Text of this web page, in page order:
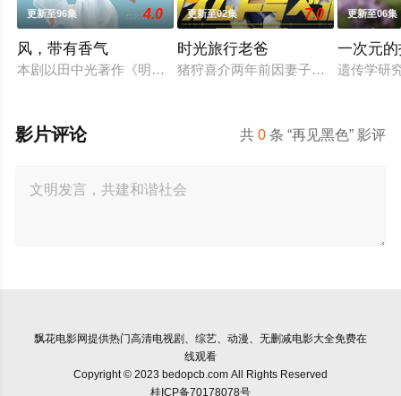
更新至96集 4.0
风，带有香气
本剧以田中光著作《明治的南丁格尔 大关和物语》为原案，取
更新至02集 7.0
时光旅行老爸
猪狩喜介两年前因妻子病逝，如今独
更新至06集
一次元
遗传学研
共0 条 “再见黑色” 影评
影片评论
飘花电影网提供热门高清电视剧、综艺、动漫、无删减电影大全免费在
线观看
Copyright © 2023 bedopcb.com All Rights Reserved
桂ICP备70178078号